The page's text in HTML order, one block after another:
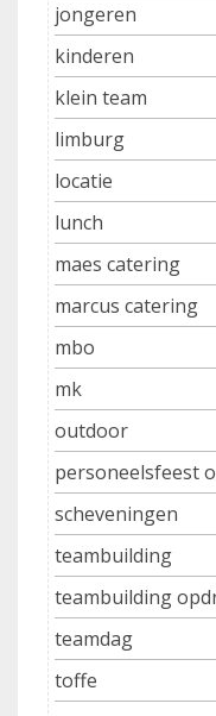
jongeren
kinderen
klein team
limburg
locatie
lunch
maes catering
marcus catering
mbo
mk
outdoor
personeelsfeest
scheveningen
teambuilding
teambuilding
teamdag
toffe